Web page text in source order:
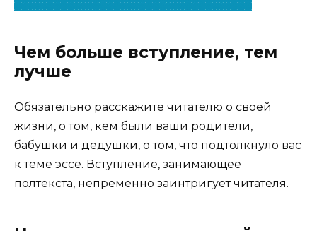
Чем больше вступление, тем
лучше
Обязательно расскажите читателю о своей
жизни, о том, кем были ваши родители,
бабушки и дедушки, о том, что подтолкнуло вас
к теме эссе. Вступление, занимающее
полтекста, непременно заинтригует читателя.